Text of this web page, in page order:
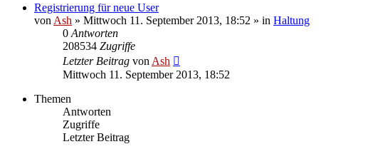
Registrierung für neue User
von Ash » Mittwoch 11. September 2013, 18:52 » in Haltung
0 Antworten
208534 Zugriffe
Letzter Beitrag von Ash
Mittwoch 11. September 2013, 18:52
Themen
Antworten
Zugriffe
Letzter Beitrag